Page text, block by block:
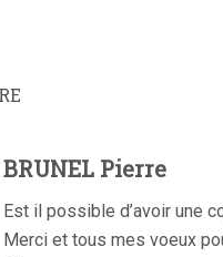
BRUNEL Pierre
Est il possible d’avoir une
Merci et tous mes voeux